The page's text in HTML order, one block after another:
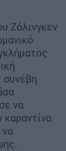
Ζόλινγκεν
συνέβη
να
καραντίνα
να